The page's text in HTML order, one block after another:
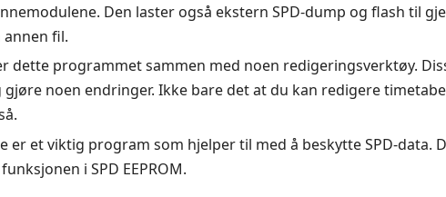
Den laster også ekstern SPD-dump og flash til
fil.
dette programmet sammen med noen redigeringsverktøy.
noen endringer. Ikke bare det at du kan redigere
et viktig program som hjelper til med å beskytte SPD-data.
i SPD EEPROM.